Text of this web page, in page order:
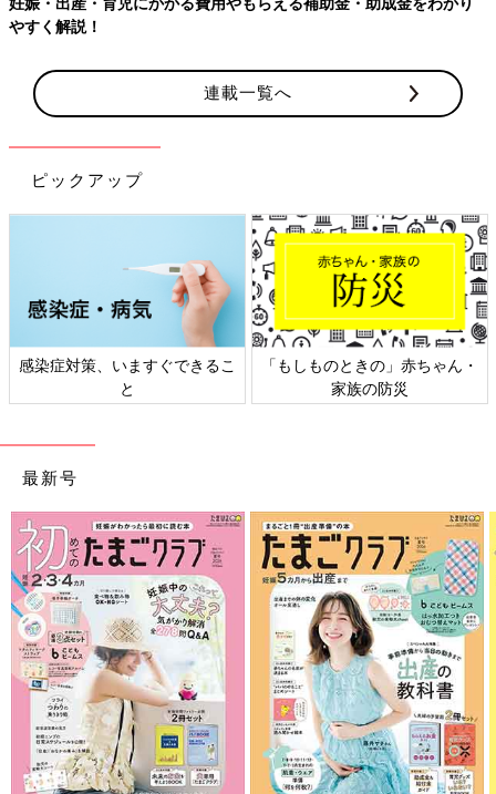
【ワクチン接種できるものも】妊婦の感染症対策、知ってお
連載一覧へ
ピックアップ
ちゃん・
日本外来小児科学会リーフレッ
六星占術 細木かおり
最新号